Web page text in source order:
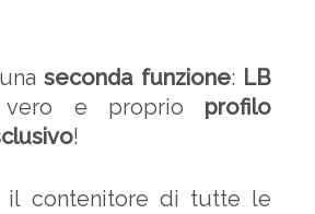
unaseconda funzione: LB
e proprio profilo
!
contenitore di tutte le